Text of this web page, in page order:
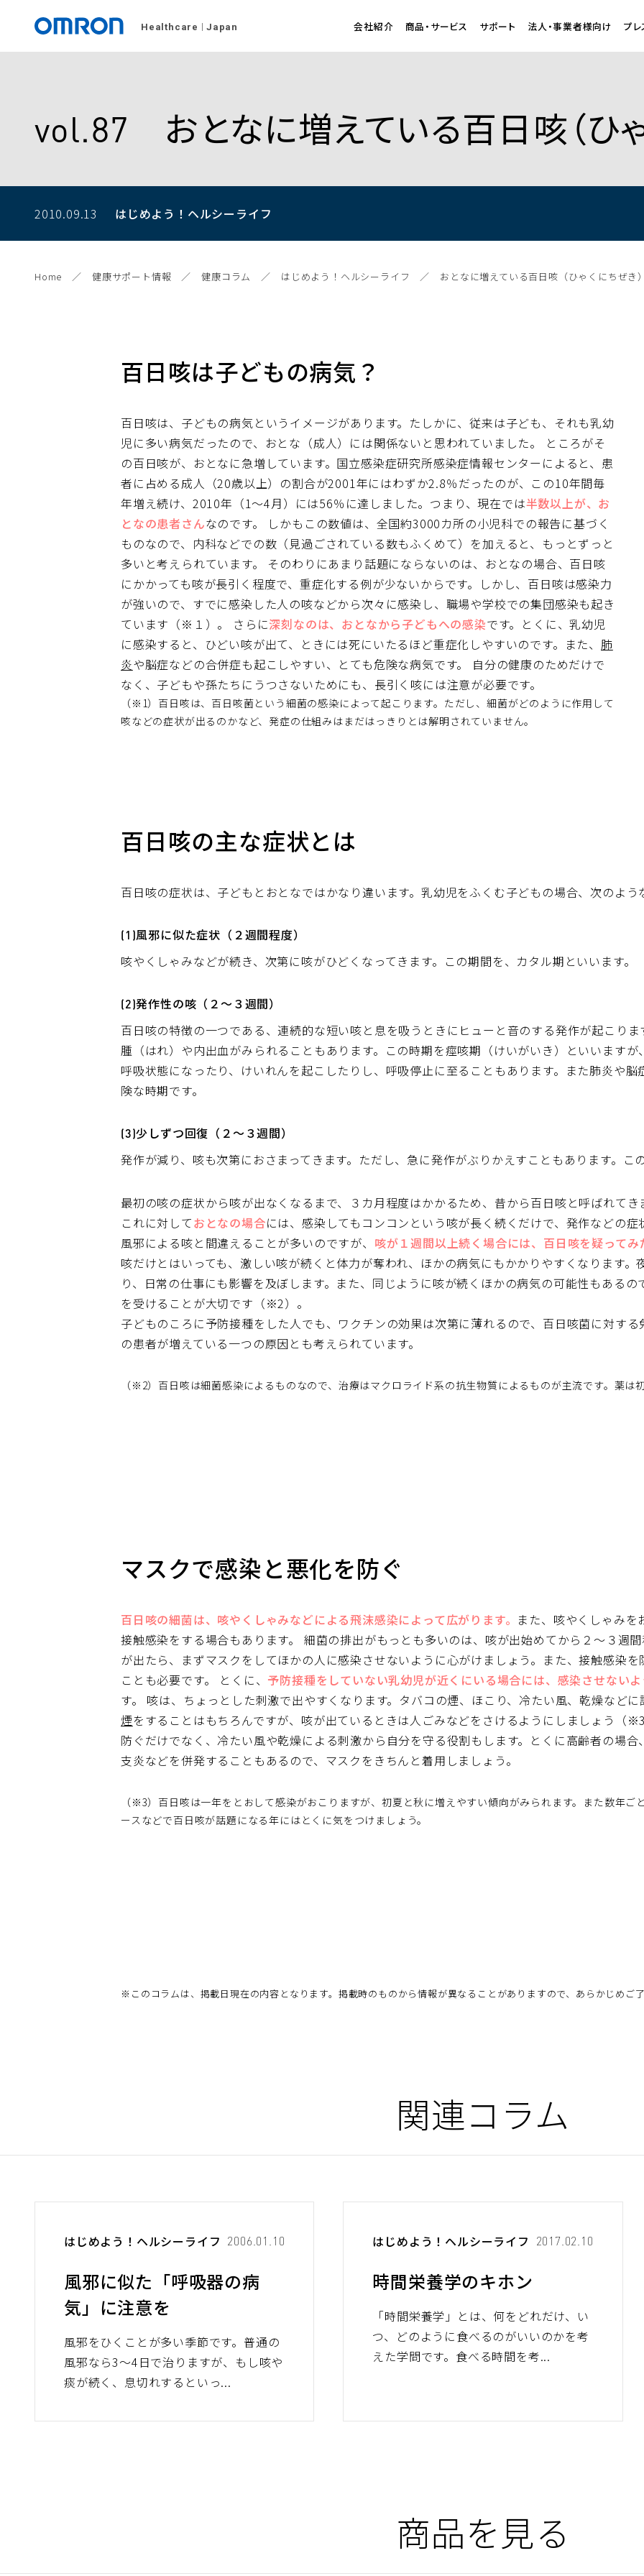
Healthcare Japan 会社紹介 商品・サービス サポート 法人・事業者様向け プ
vol.87 おとなに増えている百日咳（ひゃ
2010.09.13 はじめよう！ ヘルシーライフ
Home 健康サポート情報 健康コラム はじめよう！ヘルシーライフ おとなに増えている百日咳（ひゃくにちぜき）
百日咳は子どもの病気？
百日咳は、子どもの病気というイメージがあります。たしかに、従来は子ども、それも乳幼
児に多い病気だったので、おとな（成人）には関係ないと思われていました。
ところがそ
の百日咳が、おとなに急増しています。国立感染症研究所感染症情報センターによると、患
者に占める成人（20歳以上）の割合が2001年にはわずか2.8％だったのが、この10年間毎
年増え続け、2010年（1～4月）には56％に達しました。つまり、現在では半数以上が、お
となの患者さんなのです。
しかもこの数値は、全国約3000カ所の小児科での報告に基づく
ものなので、内科などでの数（見過ごされている数もふくめて）を加えると、もっとずっと
多いと考えられています。
そのわりにあまり話題にならないのは、おとなの場合、百日咳
にかかっても咳が長引く程度で、重症化する例が少ないからです。しかし、百日咳は感染力
が強いので、すでに感染した人の咳などから次々に感染し、職場や学校での集団感染も起き
ています（※１）。
さらに深刻なのは、おとなから子どもへの感染です。とくに、乳幼児
に感染すると、ひどい咳が出て、ときには死にいたるほど重症化しやすいのです。また、 肺
炎や脳症などの合併症も起こしやすい、とても危険な病気です。
自分の健康のためだけで
なく、子どもや孫たちにうつさないためにも、長引く咳には注意が必要です。
（※1）百日咳は、百日咳菌という細菌の感染によって起こります。ただし、細菌がどのように作用して
咳などの症状が出るのかなど、発症の仕組みはまだはっきりとは解明されていません。
百日咳の主な症状とは
百日咳の症状は、子どもとおとなではかなり違います。乳幼児をふくむ子どもの場合、次のよう
(1)風邪に似た症状（２週間程度）
咳やくしゃみなどが続き、次第に咳がひどくなってきます。この期間を、カタル期といいます。
(2)発作性の咳（２～３週間）
百日咳の特徴の一つである、連続的な短い咳と息を吸うときにヒューと音のする発作が起こり
腫（はれ）や内出血がみられることもあります。この時期を痙咳期（けいがいき）といいます
呼吸状態になったり、けいれんを起こしたりし、呼吸停止に至ることもあります。また肺炎や
険な時期です。
(3)少しずつ回復（２～３週間）
発作が減り、咳も次第におさまってきます。ただし、急に発作がぶりかえすこともあります。こ
最初の咳の症状から咳が出なくなるまで、３カ月程度はかかるため、昔から百日咳と呼ばれてき
これに対しておとなの場合には、感染してもコンコンという咳が長く続くだけで、発作などの
風邪による咳と間違えることが多いのですが、 咳が１週間以上続く場合には、百日咳を疑ってみ
咳だけとはいっても、激しい咳が続くと体力が奪われ、ほかの病気にもかかりやすくなります。
り、日常の仕事にも影響を及ぼします。また、同じように咳が続くほかの病気の可能性もある
を受けることが大切です（※2）。
子どものころに予防接種をした人でも、ワクチンの効果は次第に薄れるので、百日咳菌に対す
の患者が増えている一つの原因とも考えられています。
（※2）百日咳は細菌感染によるものなので、治療はマクロライド系の抗生物質によるものが主流です。薬は
マスクで感染と悪化を防ぐ
百日咳の細菌は、咳やくしゃみなどによる飛沫感染によって広がります。 また、咳やくしゃみを
接触感染をする場合もあります。
細菌の排出がもっとも多いのは、咳が出始めてから２～３週
が出たら、まずマスクをしてほかの人に感染させないように心がけましょう。また、接触感染
ことも必要です。
とくに、 予防接種をしていない乳幼児が近くにいる場合には、感染させない
す。
咳は、ちょっとした刺激で出やすくなります。タバコの煙、ほこり、冷たい風、乾燥など
煙をすることはもちろんですが、咳が出ているときは人ごみなどをさけるようにしましょう（※3
防ぐだけでなく、冷たい風や乾燥による刺激から自分を守る役割もします。とくに高齢者の場
支炎などを併発することもあるので、マスクをきちんと着用しましょう。
（※3）百日咳は一年をとおして感染がおこりますが、初夏と秋に増えやすい傾向がみられます。また数年ご
ースなどで百日咳が話題になる年にはとくに気をつけましょう。
※ このコラムは、掲載日現在の内容となります。掲載時のものから情報が異なることがありますので、あらかじめご了
関連コラム
はじめよう！ヘルシーライフ 2006.01.10
風邪に似た「呼吸器の病
気」に注意を
風邪をひくことが多い季節です。普通の
風邪なら3～4日で治りますが、もし咳や
痰が続く、息切れするといっ...
はじめよう！ヘルシーライフ 2017.02.10
時間栄養学のキホン
「時間栄養学」とは、何をどれだけ、い
つ、どのように食べるのがいいのかを考
えた学問です。食べる時間を考...
商品を見る